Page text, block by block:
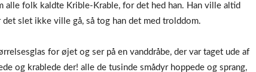
alle folk kaldte Krible-Krable, for det hed han. Han ville altid
slet ikke ville gå, så tog han det med trolddom.
for øjet og ser på en vanddråbe, der var taget ude af
og krablede der! alle de tusinde smådyr hoppede og sprang,